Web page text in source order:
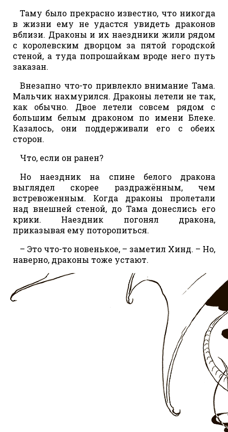
Таму было прекрасно известно, что никогда
в жизни ему не удастся увидеть драконов
вблизи. Драконы и их наездники жили рядом
с королевским дворцом за пятой городской
стеной, а туда попрошайкам вроде него путь
заказан.
Внезапно что-то привлекло внимание Тама.
Мальчик нахмурился. Драконы летели не так,
как обычно. Двое летели совсем рядом с
большим белым драконом по имени Блеке.
Казалось, они поддерживали его с обеих
сторон.
Что, если он ранен?
Но наездник на спине белого дракона
выглядел скорее раздражённым, чем
встревоженным. Когда драконы пролетали
над внешней стеной, до Тама донеслись его
крики. Наездник погонял дракона,
приказывая ему поторопиться.
– Это что-то новенькое, – заметил Хинд. – Но,
наверно, драконы тоже устают.